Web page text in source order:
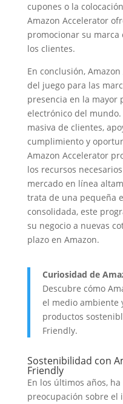
cupones o la
Amazon Accelerator
promocionar su
los clientes.
En conclusión,
del juego para las
presencia en la mayor
electrónico del mundo.
masiva de clientes,
cumplimiento y
Amazon Accelerator
los recursos
mercado en línea
trata de una pequeña
consolidada, este
su negocio a nuevas
plazo en Amazon.
Curiosidad de
Descubre cómo
el medio ambiente
productos
Friendly.
Sostenibilidad con
Friendly
En los últimos años,
preocupación sobre el